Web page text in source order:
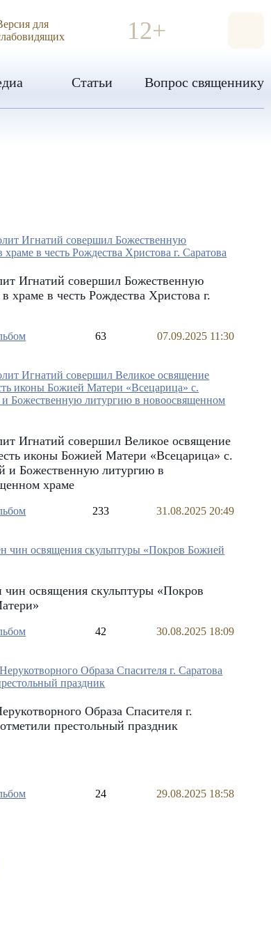
для
12+
Статьи Вопрос священнику
Игнатий совершил Божественную
храме в честь Рождества Христова г.
63 07.09.2025 11:30
Игнатий совершил Великое освящение
иконы Божией Матери «Всецарица» с.
и Божественную литургию в
храме
233 31.08.2025 20:49
освящения скульптуры «Покров
42 30.08.2025 18:09
Образа Спасителя г.
престольный праздник
24 29.08.2025 18:58